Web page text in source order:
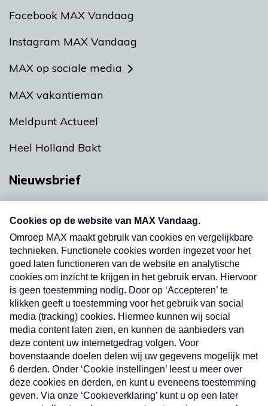
Facebook MAX Vandaag
Instagram MAX Vandaag
MAX op sociale media
MAX vakantieman
Meldpunt Actueel
Heel Holland Bakt
Nieuwsbrief
nieuwsbrief. Elke vrijdag- en dinsdagochtend in
uw mailbox.
Verzend
Nieuwsbrief